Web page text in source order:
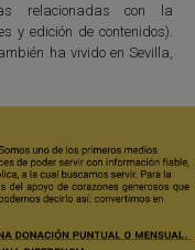
relacionadas con la
y edición de contenidos).
ha vivido en Sevilla,